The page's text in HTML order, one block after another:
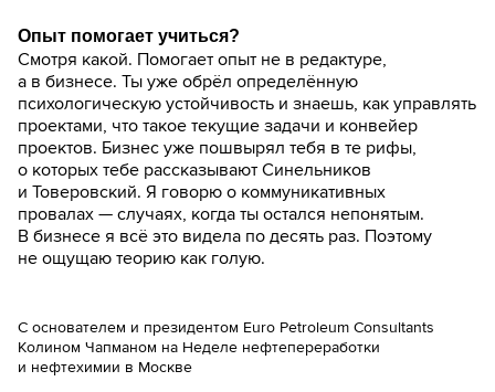
Опыт помогает учиться?
Смотря какой. Помогает опыт не в редактуре,
а в бизнесе. Ты уже обрёл определённую
психологическую устойчивость и знаешь, как управлять
проектами, что такое текущие задачи и конвейер
проектов. Бизнес уже пошвырял тебя в те рифы,
о которых тебе рассказывают Синельников
и Товеровский. Я говорю о коммуникативных
провалах — случаях, когда ты остался непонятым.
В бизнесе я всё это видела по десять раз. Поэтому
не ощущаю теорию как голую.
С основателем и президентом Euro Petroleum Consultants
Колином Чапманом на Неделе нефтепереработки
и нефтехимии в Москве